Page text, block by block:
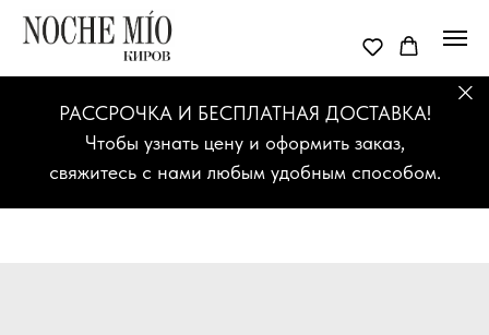
РАССРОЧКА И БЕСПЛАТНАЯ ДОСТАВКА!
Чтобы узнать цену и оформить заказ,
свяжитесь с нами любым удобным способом.